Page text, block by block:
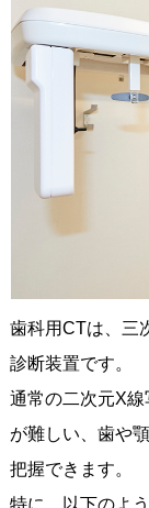
歯科用CTは、三
診断装置です。
通常の二次元X
が難しい、歯や
把握できます。
特に、以下のよ